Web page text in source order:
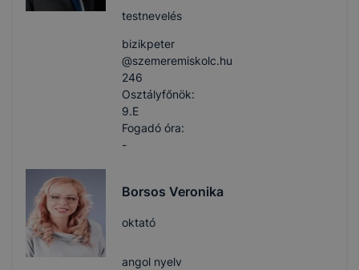
testnevelés
bizikpeter​
@szemeremiskolc.hu
246
Osztályfőnök:
9.E
Fogadó óra:
-
Borsos Veronika
oktató
angol nyelv